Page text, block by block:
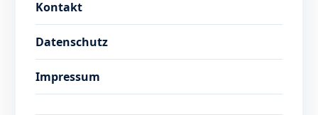
Kontakt
Datenschutz
Impressum